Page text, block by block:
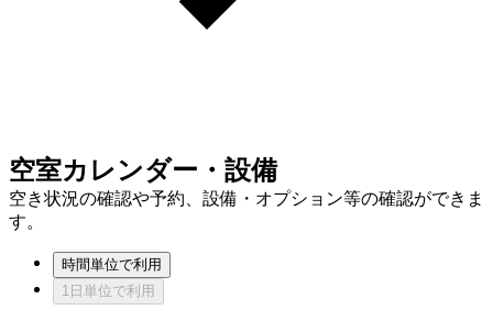
空室カレンダー・設備
空き状況の確認や予約、設備・オプション等の確認ができま
す。
時間単位で利用
1日単位で利用